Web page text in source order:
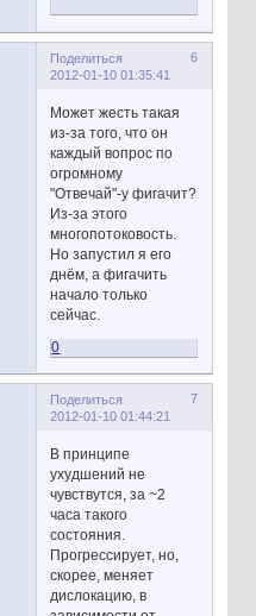
Поделиться
6
2012-01-10 01:35:41
Может жесть такая
из-за того, что он
каждый вопрос по
огромному
"Отвечай"-у фигачит?
Из-за этого
многопотоковость.
Но запустил я его
днём, а фигачить
начало только
сейчас.
0
Поделиться
7
2012-01-10 01:44:21
В принципе
ухудшений не
чувствутся, за ~2
часа такого
состояния.
Прогрессирует, но,
скорее, меняет
дислокацию, в